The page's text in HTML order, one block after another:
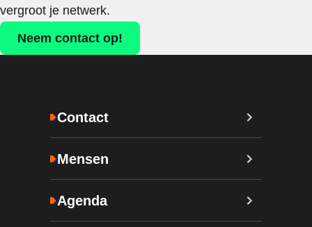
vergroot je netwerk.
Neem contact op!
Contact
Mensen
Agenda